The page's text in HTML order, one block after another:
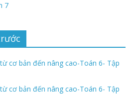
7
cơ bản đến nâng cao-Toán 6- Tập
cơ bản đến nâng cao-Toán 6- Tập